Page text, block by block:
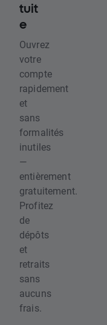
tuit
e
Ouvrez
votre
compte
rapidement
et
sans
formalités
inutiles
—
entièrement
gratuitement.
Profitez
de
dépôts
et
retraits
sans
aucuns
frais.